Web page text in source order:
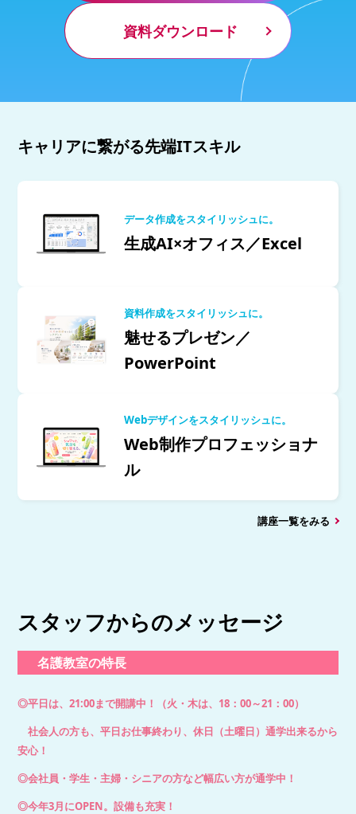
資料ダウンロード
キャリアに繋がる先端ITスキル
データ作成をスタイリッシュに。
生成AI×オフィス／Excel
資料作成をスタイリッシュに。
魅せるプレゼン／
PowerPoint
Webデザインをスタイリッシュに。
Web制作プロフェッショナ
ル
講座一覧をみる
スタッフからのメッセージ
名護教室の特長
◎平日は、21:00まで開講中！（火・木は、18：00～21：00）
社会人の方も、平日お仕事終わり、休日（土曜日）通学出来るから
安心！
◎会社員・学生・主婦・シニアの方など幅広い方が通学中！
◎今年3月にOPEN。設備も充実！